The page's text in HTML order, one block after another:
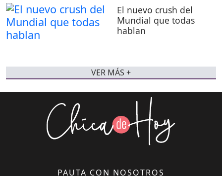
El nuevo crush del
Mundial que todas
hablan
VER MÁS +
PAUTA CON NOSOTROS